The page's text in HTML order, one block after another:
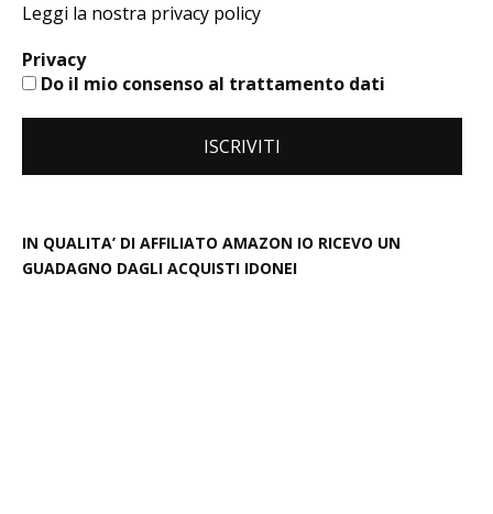
Leggi la nostra privacy policy
Privacy
Do il mio consenso al trattamento dati
IN QUALITA’ DI AFFILIATO AMAZON IO RICEVO UN
GUADAGNO DAGLI ACQUISTI IDONEI